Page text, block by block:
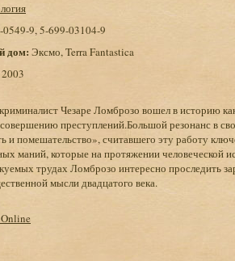
9, 5-699-03104-9
дом: Эксмо, Terra Fantastica
2003
Чезаре Ломброзо вошел в историю
преступлений.Большой резонанс в
и помешательство», считавшего эту работу
маний, которые на протяжении человеческой
трудах Ломброзо интересно проследить
мысли двадцатого века.
Online